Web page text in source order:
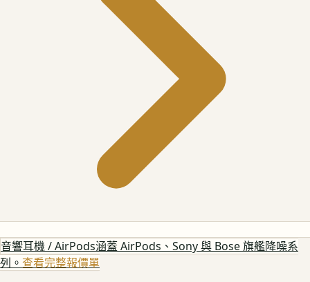
音響耳機 / AirPods涵蓋 AirPods、Sony 與 Bose 旗艦降噪系
列。 查看完整報價單